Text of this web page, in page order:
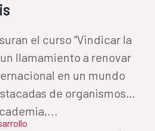
el curso “Vindicar la
llamamiento a renovar
en un mundo
de organismos